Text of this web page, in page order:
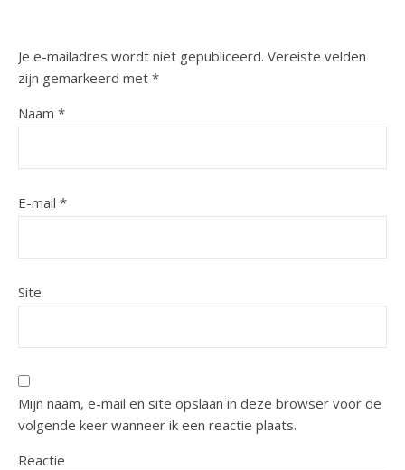
Je e-mailadres wordt niet gepubliceerd. Vereiste velden
zijn gemarkeerd met *
Naam *
E-mail *
Site
Mijn naam, e-mail en site opslaan in deze browser voor de
volgende keer wanneer ik een reactie plaats.
Reactie